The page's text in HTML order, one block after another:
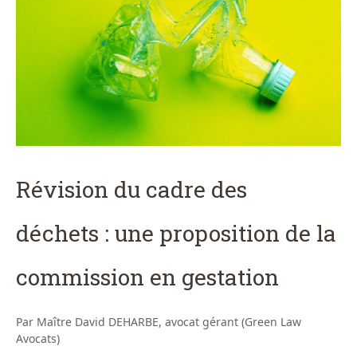
Révision du cadre des
déchets : une proposition de la
commission en gestation
Par Maître David DEHARBE, avocat gérant (Green Law
Avocats)